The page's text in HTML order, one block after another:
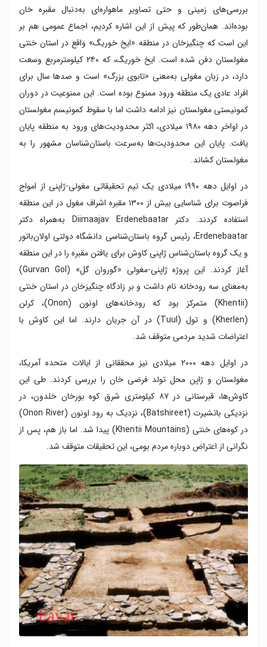
بررسی‌های زمینی و حتی تصاویر ماهواره‌ای به‌دنبال مقبره خان
بوده‌اند. همان‌طور که پیش از این اشاره کردیم، اجماع عمومی هم بر
این است که چنگیزخان در منطقه‌ «ایخ خوریگ» واقع در استان خنتی
مغولستان دفن شده است. ایخ خوریگ، که ۲۴۰ کیلومترمربع وسعت
دارد، در زبان مغولی به‌معنی «تابوی بزرگ» است و صدها سال برای
افراد عادی یک منطقه ورود ممنوع بوده است. این ممنوعیت در دوران
کمونیستی مغولستان نیز ادامه داشت اما با سقوط کمونیسم مغولستان
در اواخر دهه ۱۹۸۰ میلادی، اکثر محدودیت‌های ورود به منطقه پایان
یافت. پایان این محدودیت‌ها به‌سرعت باستان‌شناسان مشهور را به
مغولستان کشاند.
در اوایل دهه ۱۹۹۰ میلادی یک تیم تحقیقاتی مغولی-ژاپنی از امواج
فراصوت برای شناسایی بیش از ۱۳۰۰ مقبره اشراف مغول در این منطقه
استفاده کردند. دکتر Diimaajav Erdenebaatar به‌همراه دکتر
Erdenebaatar، رئیس گروه باستان‌شناسی دانشگاه دولتی اولان‌باتور
و یک گروه باستان‌شناس ژاپنی کاوش برای یافتن مقبره را در این منطقه
آغاز کردند. این پروژه ژاپنی-مغولی «گوروان گل» (Gurvan Gol)
به‌معنای سه رودخانه نام داشت و بر زادگاه چنگیزخان در استان خنتی
(Khentii) متمرکز بود که رودخانه‌های اونون (Onon)، کرلن
(Kherlen) و تول (Tuul) در آن جریان دارند. اما این کاوش با
اعتراضات شدید مردمی متوقف شد.
در اوایل دهه ۲۰۰۰ میلادی نیز محققانی از ایالات متحده آمریکا،
مغولستان و ژاپن محل تولد فرضی خان را بررسی کردند. طی این
کاوش‌ها، قبرستانی در ۸۷ کیلومتری شرق کوه بورخان خلدون، در
نزدیکی باتشیرت (Batshireet)، نزدیک به رود اونون (Onon River)
در کوه‌های خنتی (Khentii Mountains) پیدا شد. اما باز هم، پس از
نگرانی از اعتراض دوباره مردم بومی، این تحقیقات متوقف شد.